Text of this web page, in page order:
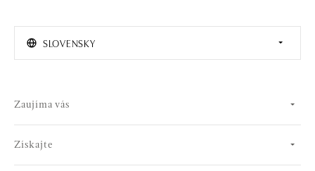
SLOVENSKY
Zaujíma vás
Získajte